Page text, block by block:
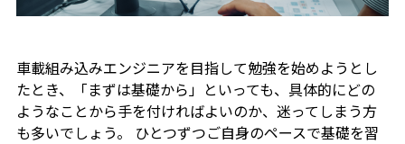
車載組み込みエンジニアを目指して勉強を始めようとし
たとき、「まずは基礎から」といっても、具体的にどの
ようなことから手を付ければよいのか、迷ってしまう方
も多いでしょう。 ひとつずつご自身のペースで基礎を習